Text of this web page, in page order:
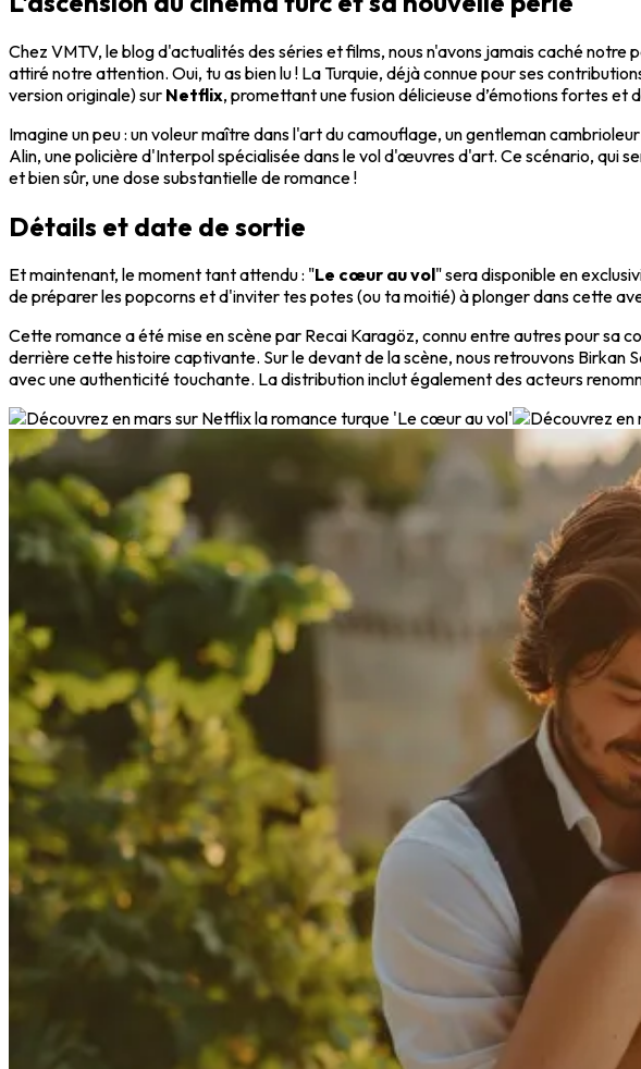
Chez VMTV, le blog d'actualités des séries et films, nous n'avons jamais caché
attiré notre attention. Oui, tu as bien lu ! La Turquie, déjà connue pour ses
version originale) sur Netflix, promettant une fusion délicieuse d’émotions fortes et
Imagine un peu : un voleur maître dans l'art du camouflage, un gentleman
Alin, une policière d'Interpol spécialisée dans le vol d'œuvres d'art. Ce scénario, qui
et bien sûr, une dose substantielle de romance !
Détails et date de sortie
Et maintenant, le moment tant attendu : "Le cœur au vol" sera disponible en
de préparer les popcorns et d'inviter tes potes (ou ta moitié) à plonger dans cette
Cette romance a été mise en scène par Recai Karagöz, connu entre autres pour sa
derrière cette histoire captivante. Sur le devant de la scène, nous retrouvons
avec une authenticité touchante. La distribution inclut également des acteurs